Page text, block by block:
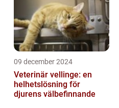
09 december 2024
Veterinär vellinge: en
helhetslösning för
djurens välbefinnande